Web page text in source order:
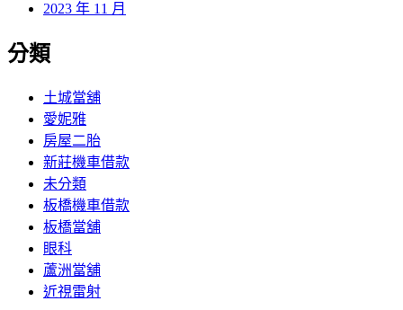
2023 年 11 月
分類
土城當舖
愛妮雅
房屋二胎
新莊機車借款
未分類
板橋機車借款
板橋當舖
眼科
蘆洲當舖
近視雷射